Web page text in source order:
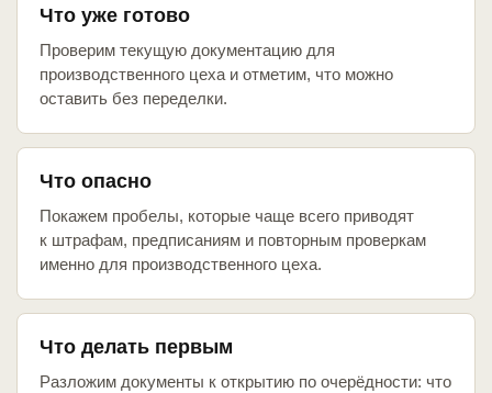
Что уже готово
Проверим текущую документацию для
производственного цеха и отметим, что можно
оставить без переделки.
Что опасно
Покажем пробелы, которые чаще всего приводят
к штрафам, предписаниям и повторным проверкам
именно для производственного цеха.
Что делать первым
Разложим документы к открытию по очерёдности: что